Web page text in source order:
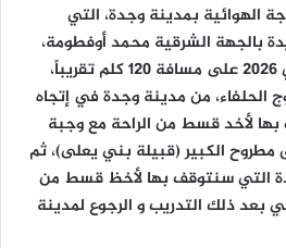
الهوائية بمدينة وجدة، التي
بالجهة الشرقية محمد أوفطومة،
عن تدريب يوم الأحد 24 ماي 2026 على مسافة 120 كلم تقريباً،
من مدينة وجدة في إتجاه
لأخد قسط من الراحة مع وجبة
مطروح الكبير (قبيلة بني يعلى)، ثم
التي سنتوقف بها لأخظ قسط من
بعد ذلك التدريب و الرجوع لمدينة